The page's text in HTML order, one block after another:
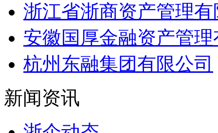
浙江省浙商资产管理
安徽国厚金融资产管
杭州东融集团有限公司
新闻资讯